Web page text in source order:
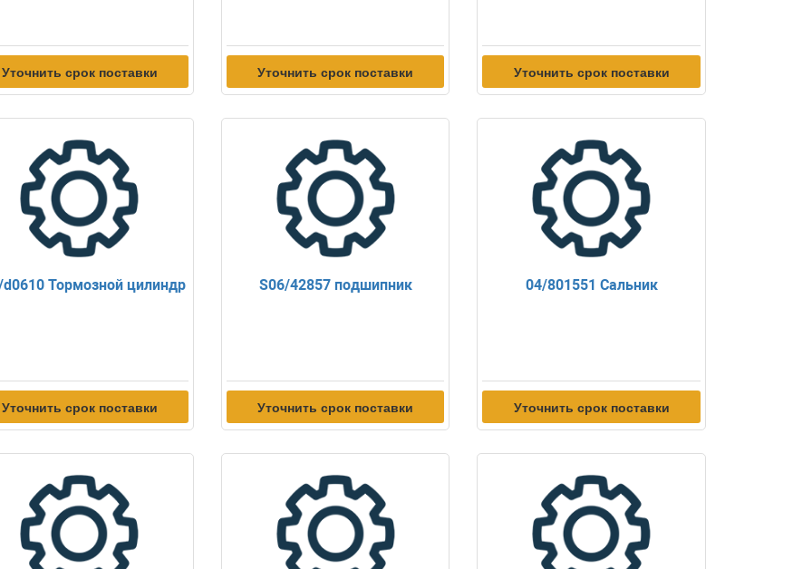
Уточнить срок поставки Уточнить срок поставки Уточнить срок поставки
Тормозной цилиндр
Уточнить срок поставки
S06/42857 подшипник
Уточнить срок поставки
04/801551 Сальник
Уточнить срок поставки